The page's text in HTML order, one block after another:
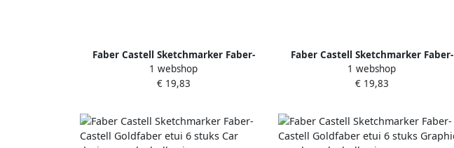
Faber Castell Sketchmarker Faber-
Castell Goldfaber etui 6 stuks Fashion
set op alcoholbasis
1 webshop
€ 19,83
Faber Castell Sketchmarker Faber-
Castell Goldfaber etui 6 stuks
Architecture op alcoholbasis
1 webshop
€ 19,83